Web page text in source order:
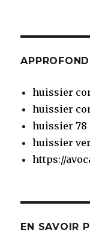
huissier
huissier
huissier 78
huissier
https://
EN SAVOIR